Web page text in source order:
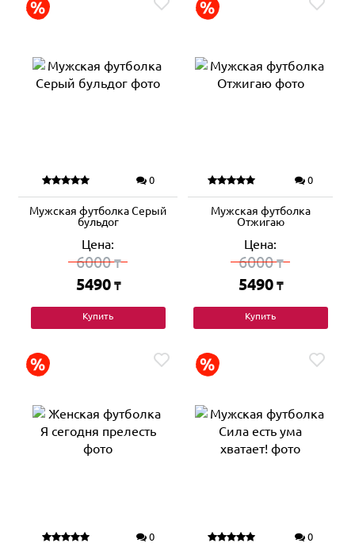
0
Мужская футболка Серый
бульдог
Цена:
6000₸
5490 ₸
Купить
0
Мужская футболка
Отжигаю
Цена:
6000₸
5490 ₸
Купить
0 0